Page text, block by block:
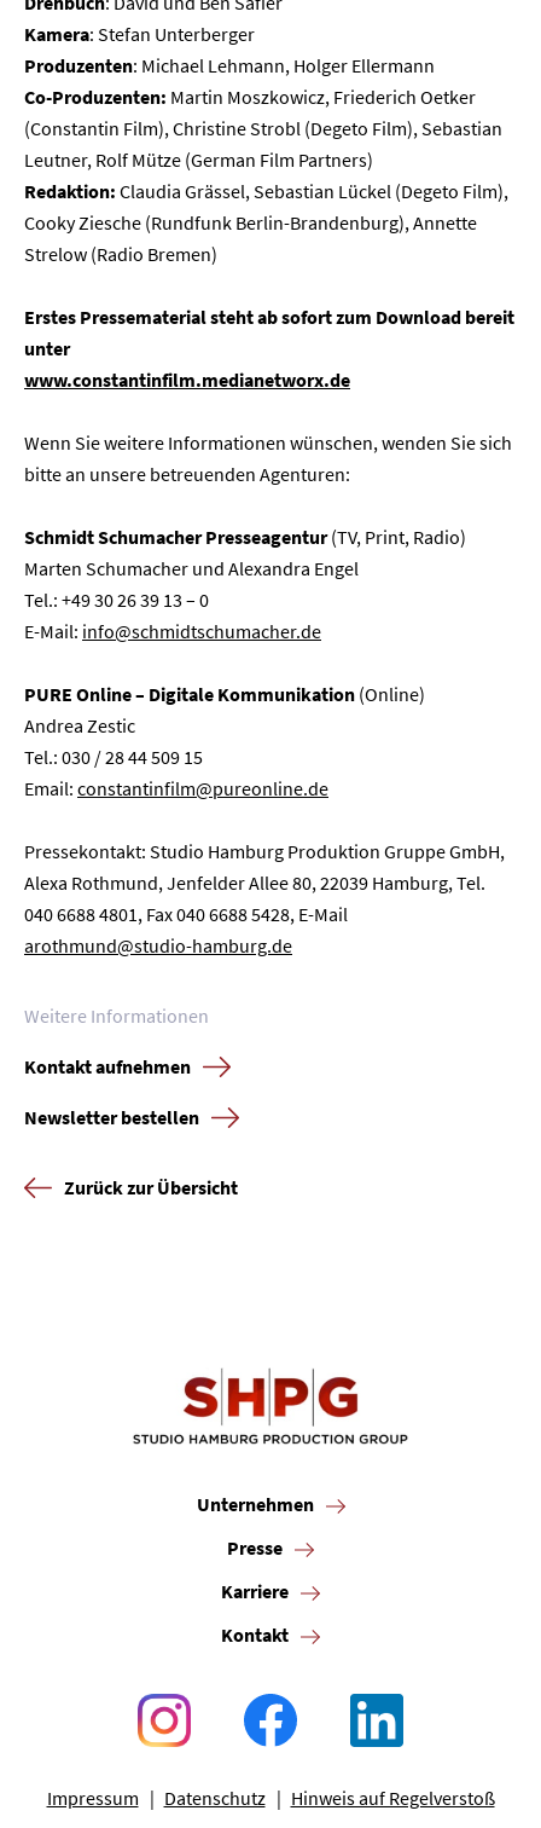
Kamera: Stefan Unterberger
Produzenten: Michael Lehmann, Holger Ellermann
Co-Produzenten: Martin Moszkowicz, Friederich Oetker
(Constantin Film), Christine Strobl (Degeto Film), Sebastian
Leutner, Rolf Mütze (German Film Partners)
Redaktion: Claudia Grässel, Sebastian Lückel (Degeto Film),
Cooky Ziesche (Rundfunk Berlin-Brandenburg), Annette
Strelow (Radio Bremen)
Erstes Pressematerial steht ab sofort zum Download bereit
unter
www.constantinfilm.medianetworx.de
Wenn Sie weitere Informationen wünschen, wenden Sie sich
bitte an unsere betreuenden Agenturen:
Schmidt Schumacher Presseagentur(TV, Print, Radio)
Marten Schumacher und Alexandra Engel
Tel.: +49 30 26 39 13 – 0
E-Mail: info@schmidtschumacher.de
PURE Online – Digitale Kommunikation (Online)
Andrea Zestic
Tel.: 030 / 28 44 509 15
Email: constantinfilm@pureonline.de
Pressekontakt: Studio Hamburg Produktion Gruppe GmbH,
Alexa Rothmund, Jenfelder Allee 80, 22039 Hamburg, Tel.
040 6688 4801, Fax 040 6688 5428, E-Mail
arothmund@studio-hamburg.de
Weitere Informationen
Kontakt aufnehmen
Newsletter bestellen
Zurück zur Übersicht
Unternehmen
Presse
Karriere
Kontakt
Impressum Datenschutz
Hinweis auf Regelverstoß
Karriere
Kontakt
Newsletter Datenschutz Impressum